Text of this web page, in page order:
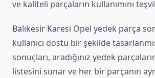
ve kaliteli parçaların kullanımını
Balıkesir Karesi Opel yedek parça
kullanıcı dostu bir şekilde
sonuçları, aradığınız yedek
listesini sunar ve her bir parçanın